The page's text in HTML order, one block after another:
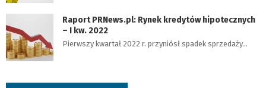
Raport PRNews.pl: Rynek kredytów hipotecznych
– I kw. 2022
Pierwszy kwartał 2022 r. przyniósł spadek sprzedaży…